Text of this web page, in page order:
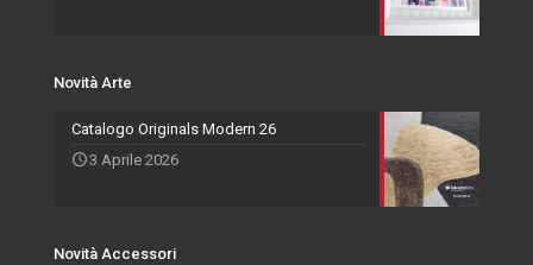
Novità Arte
Catalogo Originals Modern 26
3 Aprile 2026
Novità Accessori